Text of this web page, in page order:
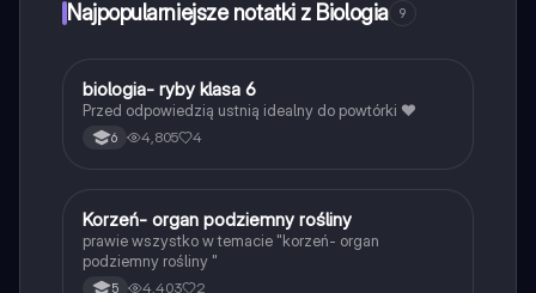
studentów biologii i medycyny. Typ: podsumowanie.
Najpopularniejsze notatki z Biologia 9
BBiologia
biologia- ryby klasa 6
Przed odpowiedzią ustnią idealny do powtórki ❤️
6 4,805 4
KBiologia
Korzeń- organ podziemny rośliny
prawie wszystko w temacie "korzeń- organ
podziemny rośliny "
5 4,403 2